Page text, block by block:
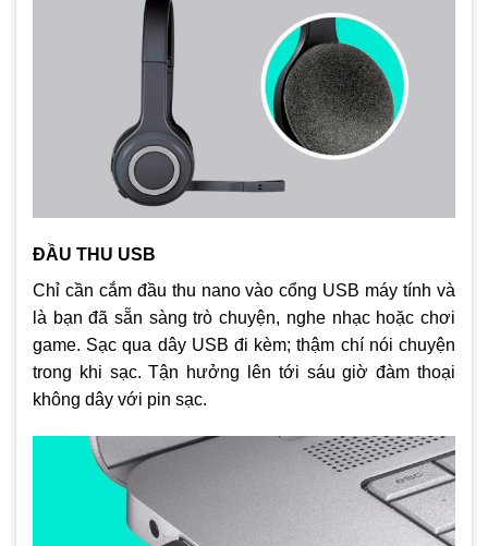
ĐẦU THU USB
Chỉ cần cắm đầu thu nano vào cổng USB máy tính và
là bạn đã sẵn sàng trò chuyện, nghe nhạc hoặc chơi
game. Sạc qua dây USB đi kèm; thậm chí nói chuyện
trong khi sạc. Tận hưởng lên tới sáu giờ đàm thoại
không dây với pin sạc.